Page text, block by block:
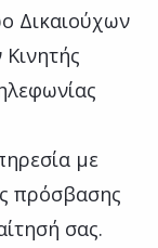
Δικαιούχων
με
πρόσβασης
σας.